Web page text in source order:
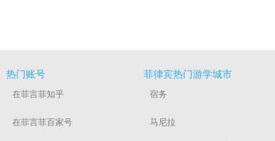
热门账号
在菲言菲知乎
在菲言菲百家号
菲律宾热门游学城市
宿务
马尼拉